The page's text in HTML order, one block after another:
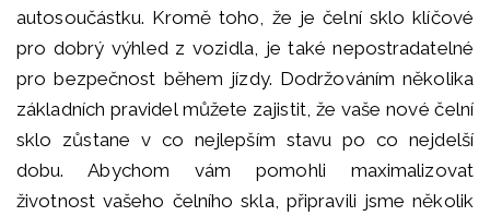
autosoučástku. Kromě toho, že je čelní sklo klíčové
pro dobrý výhled z vozidla, je také nepostradatelné
pro bezpečnost během jízdy. Dodržováním několika
základních pravidel můžete zajistit, že vaše nové čelní
sklo zůstane v co nejlepším stavu po co nejdelší
dobu. Abychom vám pomohli maximalizovat
životnost vašeho čelního skla, připravili jsme několik